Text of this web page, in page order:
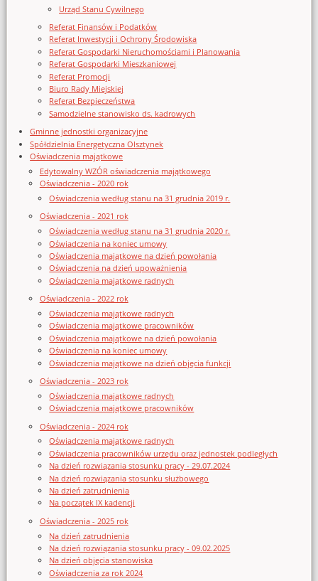
Urząd Stanu Cywilnego
Referat Finansów i Podatków
Referat Inwestycji i Ochrony Środowiska
Referat Gospodarki Nieruchomościami i Planowania
Referat Gospodarki Mieszkaniowej
Referat Promocji
Biuro Rady Miejskiej
Referat Bezpieczeństwa
Samodzielne stanowisko ds. kadrowych
Gminne jednostki organizacyjne
Spółdzielnia Energetyczna Olsztynek
Oświadczenia majątkowe
Edytowalny WZÓR oświadczenia majątkowego
Oświadczenia - 2020 rok
Oświadczenia według stanu na 31 grudnia 2019 r.
Oświadczenia - 2021 rok
Oświadczenia według stanu na 31 grudnia 2020 r.
Oświadczenia na koniec umowy
Oświadczenia majątkowe na dzień powołania
Oświadczenia na dzień upoważnienia
Oświadczenia majątkowe radnych
Oświadczenia - 2022 rok
Oświadczenia majątkowe radnych
Oświadczenia majątkowe pracowników
Oświadczenia majątkowe na dzień powołania
Oświadczenia na koniec umowy
Oświadczenia majątkowe na dzień objęcia funkcji
Oświadczenia - 2023 rok
Oświadczenia majątkowe radnych
Oświadczenia majątkowe pracowników
Oświadczenia - 2024 rok
Oświadczenia majątkowe radnych
Oświadczenia pracowników urzędu oraz jednostek podległych
Na dzień rozwiązania stosunku pracy - 29.07.2024
Na dzień rozwiązania stosunku służbowego
Na dzień zatrudnienia
Na początek IX kadencji
Oświadczenia - 2025 rok
Na dzień zatrudnienia
Na dzień rozwiązania stosunku pracy - 09.02.2025
Na dzień objęcia stanowiska
Oświadczenia za rok 2024